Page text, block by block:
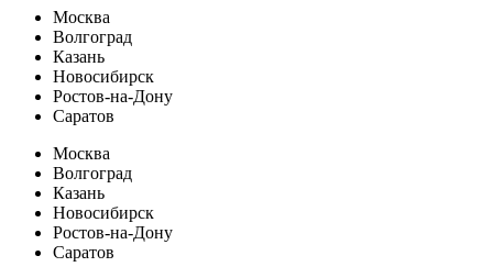
Москва
Волгоград
Казань
Новосибирск
Ростов-на-Дону
Саратов
Москва
Волгоград
Казань
Новосибирск
Ростов-на-Дону
Саратов